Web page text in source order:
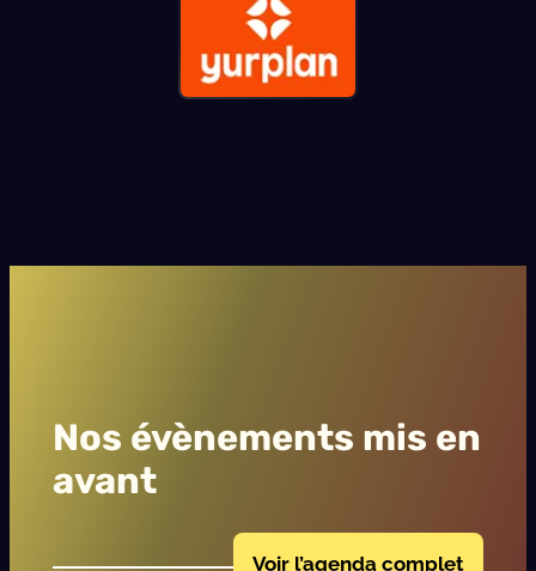
Nos évènements mis en
avant
Voir l’agenda complet